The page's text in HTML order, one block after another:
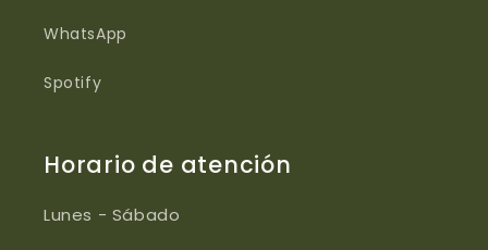
WhatsApp
Spotify
Horario de atención
Lunes - Sábado